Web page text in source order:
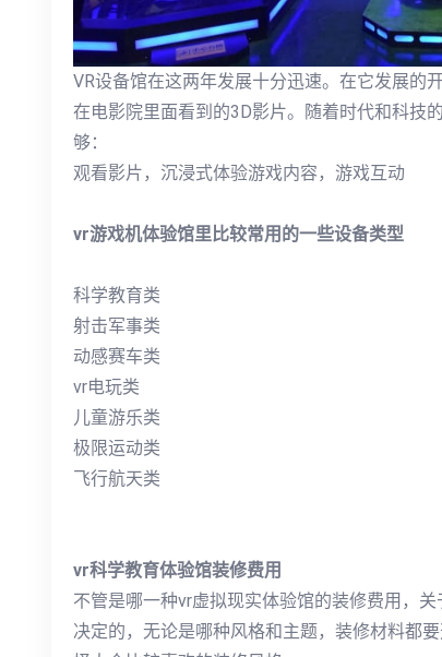
VR设备馆在这两年发展十分迅速。在它发展的
在电影院里面看到的3D影片。随着时代和科技
够：
观看影片，沉浸式体验游戏内容，游戏互动
vr游戏机体验馆里比较常用的一些设备类型
科学教育类
射击军事类
动感赛车类
vr电玩类
儿童游乐类
极限运动类
飞行航天类
vr科学教育体验馆装修费用
不管是哪一种vr虚拟现实体验馆的装修费用，
决定的，无论是哪种风格和主题，装修材料都